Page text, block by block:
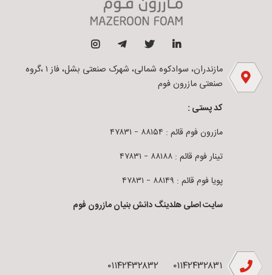
مازندران، سوادکوه شمالی، شهرک صنعتی بشل، فاز ۱ ،گروه
صنعتی مازرون فوم
کد پستی :
مازرون فوم قائم : ۸۸۱۵۴ – ۴۷۸۳۱
تینار فوم قائم : ۸۸۱۸۸ – ۴۷۸۳۱
پویا فوم قائم : ۸۸۱۴۹ – ۴۷۸۳۱
سایت اصلی هلدینگ دانش بنیان مازرون فوم
۰۱۱۴۲۴۳۲۸۳۱ ۰۱۱۴۲۴۳۲۸۳۲